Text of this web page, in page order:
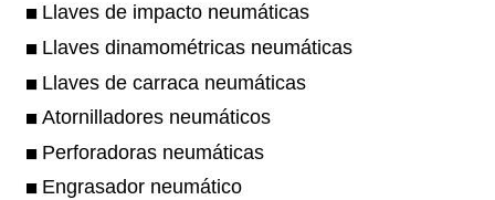
Llaves de impacto neumáticas
Llaves dinamométricas neumáticas
Llaves de carraca neumáticas
Atornilladores neumáticos
Perforadoras neumáticas
Engrasador neumático